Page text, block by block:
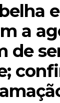
entre a
do
a
de